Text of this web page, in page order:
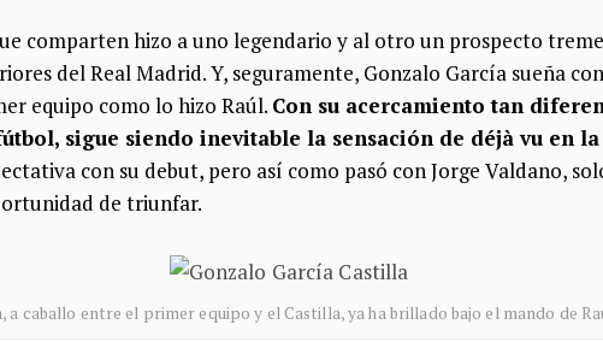
comparten hizo a uno legendario y al otro un prospecto
del Real Madrid. Y, seguramente, Gonzalo García sueña
equipo como lo hizo Raúl. Con su acercamiento tan
sigue siendo inevitable la sensación de déjà vu en
con su debut, pero así como pasó con Jorge Valdano,
de triunfar.
a caballo entre el primer equipo y el Castilla, ya ha brillado bajo el mando de